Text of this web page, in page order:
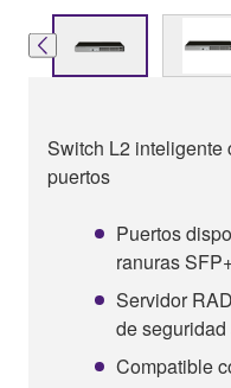
Switch L2 inteligente
puertos
Puertos
ranuras
Servidor
de
Compatible